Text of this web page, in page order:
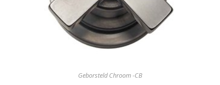
Geborsteld Chroom -CB